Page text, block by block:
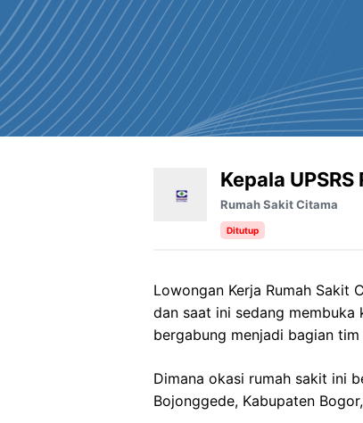
Kepala UPSRS
Rumah Sakit Citama
Ditutup
Lowongan Kerja Rumah Sakit
dan saat ini sedang
bergabung menjadi bagian tim
Dimana okasi rumah sakit ini
Bojonggede, Kabupaten